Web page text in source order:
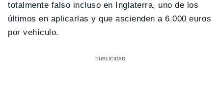
totalmente falso incluso en Inglaterra, uno de los
últimos en aplicarlas y que ascienden a 6.000 euros
por vehículo.